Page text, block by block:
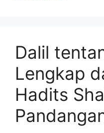
Dalil
Lengkap
Hadits